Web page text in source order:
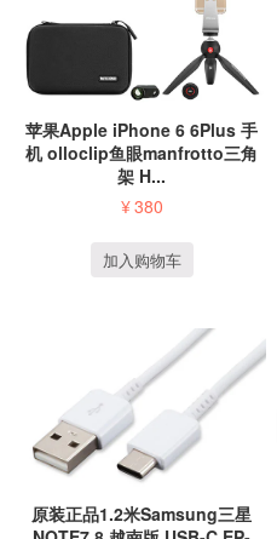
苹果Apple iPhone 6 6Plus 手
机 olloclip鱼眼manfrotto三角
架 H...
¥380
加入购物车
原装正品1.2米Samsung三星